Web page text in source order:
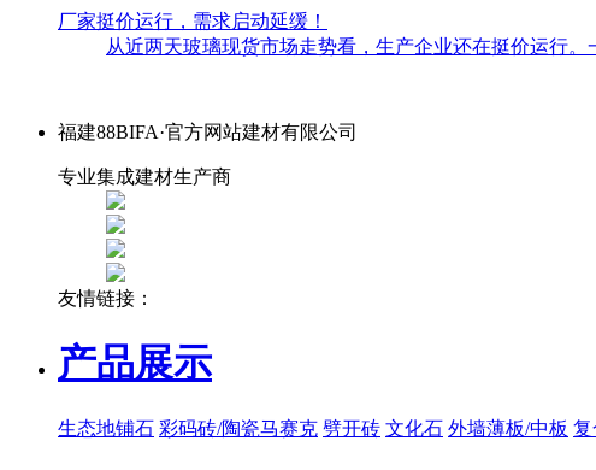
厂家挺价运行，需求启动延缓！
从近两天玻璃现货市场走势看，生产企业还在挺价运行
福建88BIFA·官方网站建材有限公司
专业集成建材生产商
友情链接：
产品展示
生态地铺石 彩码砖/陶瓷马赛克 劈开砖 文化石 外墙薄板/中板 复